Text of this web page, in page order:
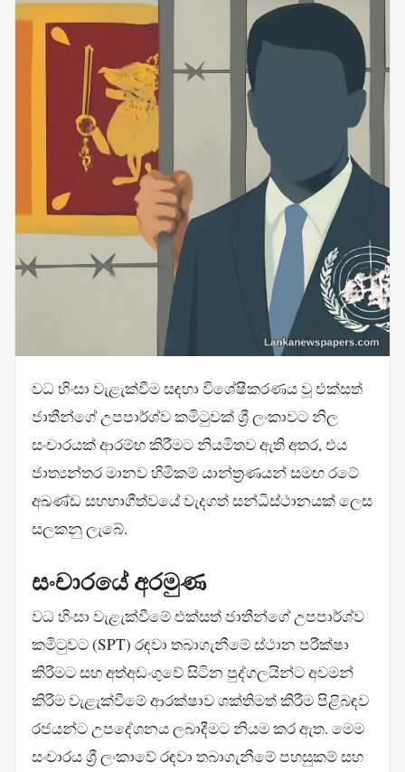
වධ හිංසා වැළැක්වීම සඳහා විශේෂීකරණය වූ එක්සත්
ජාතීන්ගේ උපපාර්ශ්ව කමිටුවක් ශ්‍රී ලංකාවට නිල
සංචාරයක් ආරම්භ කිරීමට නියමිතව ඇති අතර, එය
ජාත්‍යන්තර මානව හිමිකම් යාන්ත්‍රණයන් සමඟ රටේ
අඛණ්ඩ සහභාගීත්වයේ වැදගත් සන්ධිස්ථානයක් ලෙස
සලකනු ලැබේ.
සංචාරයේ අරමුණ
වධ හිංසා වැළැක්වීමේ එක්සත් ජාතීන්ගේ උපපාර්ශ්ව
කමිටුවට (SPT) රඳවා තබාගැනීමේ ස්ථාන පරීක්ෂා
කිරීමට සහ අත්අඩංගුවේ සිටින පුද්ගලයින්ට අවමන්
කිරීම වැළැක්වීමේ ආරක්ෂාව ශක්තිමත් කිරීම පිළිබඳව
රජයන්ට උපදේශනය ලබාදීමට නියම කර ඇත. මෙම
සංචාරය ශ්‍රී ලංකාවේ රඳවා තබාගැනීමේ පහසුකම් සහ